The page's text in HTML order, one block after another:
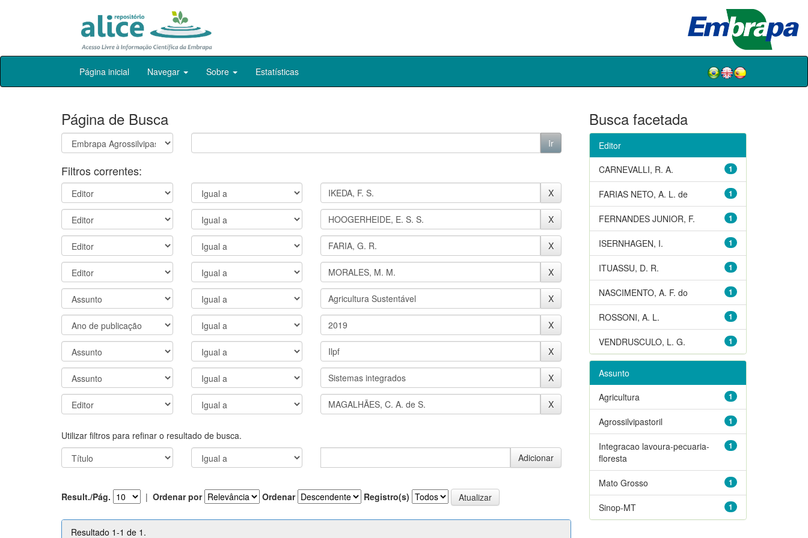
Skip
Página inicial Navegar Sobre Estatísticas
Página de Busca
Filtros correntes:
Utilizar filtros para refinar o resultado de busca.
Result./Pág. | Ordenar por Ordenar Registro(s)
Resultado 1-1 de 1.
Busca facetada
Editor
1
CARNEVALLI, R. A.
1
FARIAS NETO, A. L. de
1
FERNANDES JUNIOR, F.
1
ISERNHAGEN, I.
1
ITUASSU, D. R.
1
NASCIMENTO, A. F. do
1
ROSSONI, A. L.
1
VENDRUSCULO, L. G.
Assunto
1
Agricultura
1
Agrossilvipastoril
1
Integracao lavoura-pecuaria-
floresta
1
Mato Grosso
1
Sinop-MT